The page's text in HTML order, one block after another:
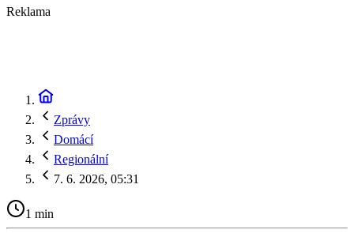
Reklama
Zprávy
Domácí
Regionální
7. 6. 2026, 05:31
1 min